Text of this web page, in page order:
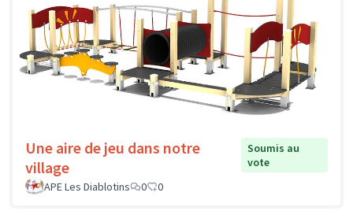
Une aire de jeu dans notre
village
Soumis au
vote
APE Les Diablotins
0 0